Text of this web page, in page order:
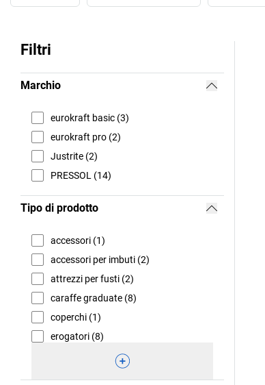
Filtri
Marchio
eurokraft basic (3)
eurokraft pro (2)
Justrite (2)
PRESSOL (14)
Tipo di prodotto
accessori (1)
accessori per imbuti (2)
attrezzi per fusti (2)
caraffe graduate (8)
coperchi (1)
erogatori (8)